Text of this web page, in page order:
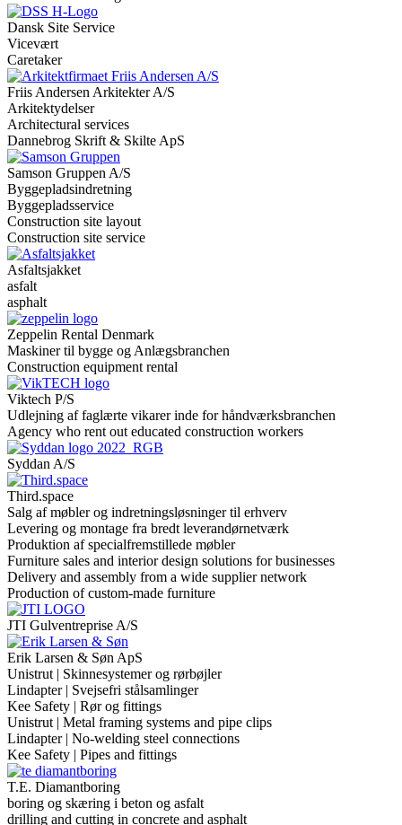
Dansk Site Service
Vicevært
Caretaker
Friis Andersen Arkitekter A/S
Arkitektydelser
Architectural services
Dannebrog Skrift & Skilte ApS
Samson Gruppen A/S
Byggepladsindretning
Byggepladsservice
Construction site layout
Construction site service
Asfaltsjakket
asfalt
asphalt
Zeppelin Rental Denmark
Maskiner til bygge og Anlægsbranchen
Construction equipment rental
Viktech P/S
Udlejning af faglærte vikarer inde for håndværksbranchen
Agency who rent out educated construction workers
Syddan A/S
Third.space
Salg af møbler og indretningsløsninger til erhverv
Levering og montage fra bredt leverandørnetværk
Produktion af specialfremstillede møbler
Furniture sales and interior design solutions for businesses
Delivery and assembly from a wide supplier network
Production of custom-made furniture
JTI Gulventreprise A/S
Erik Larsen & Søn ApS
Unistrut | Skinnesystemer og rørbøjler
Lindapter | Svejsefri stålsamlinger
Kee Safety | Rør og fittings
Unistrut | Metal framing systems and pipe clips
Lindapter | No-welding steel connections
Kee Safety | Pipes and fittings
T.E. Diamantboring
boring og skæring i beton og asfalt
drilling and cutting in concrete and asphalt